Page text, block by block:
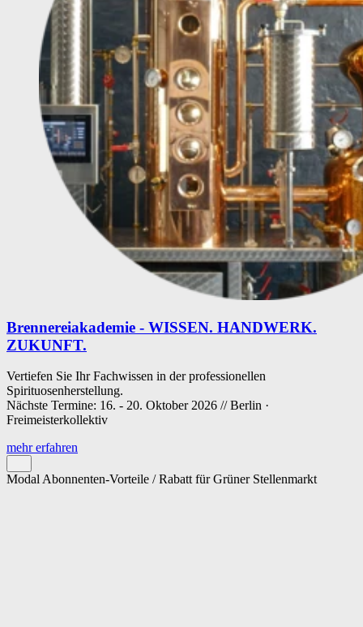
Brennereiakademie - WISSEN. HANDWERK.
ZUKUNFT.
Vertiefen Sie Ihr Fachwissen in der professionellen
Spirituosenherstellung.
Nächste Termine: 16. - 20. Oktober 2026 // Berlin ·
Freimeisterkollektiv
mehr erfahren
Modal Abonnenten-Vorteile / Rabatt für Grüner Stellenmarkt